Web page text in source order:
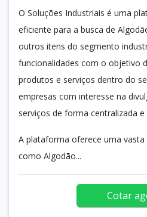
O Soluções Industriais é uma
eficiente para a busca de
outros itens do segmento
funcionalidades com o objetivo
produtos e serviços dentro do
empresas com interesse na
serviços de forma centralizada e
A plataforma oferece uma vasta
como Algodão...
Cotar